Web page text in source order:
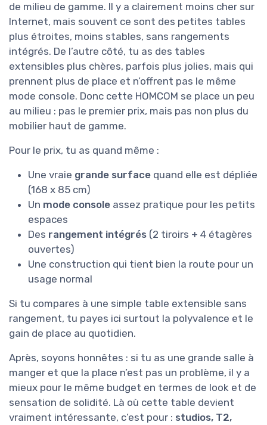
de milieu de gamme. Il y a clairement moins cher sur
Internet, mais souvent ce sont des petites tables
plus étroites, moins stables, sans rangements
intégrés. De l’autre côté, tu as des tables
extensibles plus chères, parfois plus jolies, mais qui
prennent plus de place et n’offrent pas le même
mode console. Donc cette HOMCOM se place un peu
au milieu : pas le premier prix, mais pas non plus du
mobilier haut de gamme.
Pour le prix, tu as quand même :
Une vraie grande surface quand elle est dépliée
(168 x 85 cm)
Un mode console assez pratique pour les petits
espaces
Des rangement intégrés (2 tiroirs + 4 étagères
ouvertes)
Une construction qui tient bien la route pour un
usage normal
Si tu compares à une simple table extensible sans
rangement, tu payes ici surtout la polyvalence et le
gain de place au quotidien.
Après, soyons honnêtes : si tu as une grande salle à
manger et que la place n’est pas un problème, il y a
mieux pour le même budget en termes de look et de
sensation de solidité. Là où cette table devient
vraiment intéressante, c’est pour : studios, T2,